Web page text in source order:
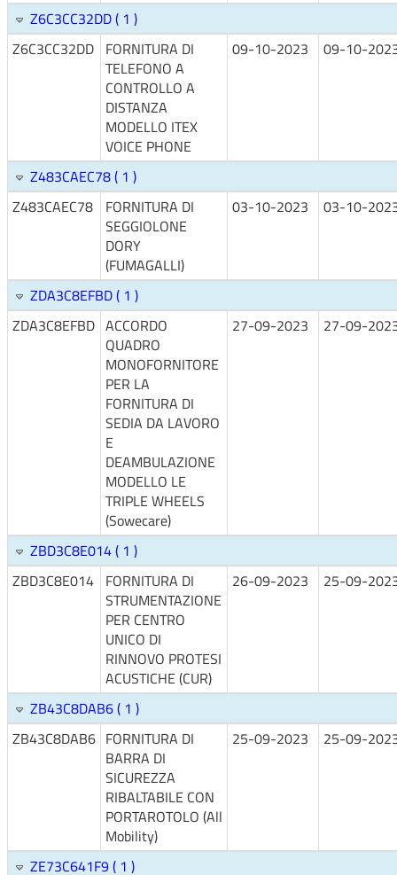
Z6C3CC32DD ( 1 )
Z6C3CC32DD FORNITURA DI
TELEFONO A
CONTROLLO A
DISTANZA
MODELLO ITEX
VOICE PHONE
09-10-2023 09-10-
Z483CAEC78 ( 1 )
Z483CAEC78
FORNITURA DI
SEGGIOLONE
DORY
(FUMAGALLI)
03-10-2023 03-10-
ZDA3C8EFBD ( 1 )
ZDA3C8EFBD ACCORDO
QUADRO
MONOFORNITORE
PER LA
FORNITURA DI
SEDIA DA LAVORO
E
DEAMBULAZIONE
MODELLO LE
TRIPLE WHEELS
(Sowecare)
27-09-2023 27-09-
ZBD3C8E014 ( 1 )
ZBD3C8E014 FORNITURA DI
STRUMENTAZIONE
PER CENTRO
UNICO DI
RINNOVO PROTESI
ACUSTICHE (CUR)
26-09-2023 25-09-
ZB43C8DAB6 ( 1 )
ZB43C8DAB6 FORNITURA DI
BARRA DI
SICUREZZA
RIBALTABILE CON
PORTAROTOLO (All
Mobility)
25-09-2023 25-09-
ZE73C641F9 ( 1 )